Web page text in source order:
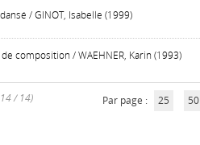
/ GINOT, Isabelle (1999)
composition / WAEHNER, Karin (1993)
/ 14) Par page : 25 50